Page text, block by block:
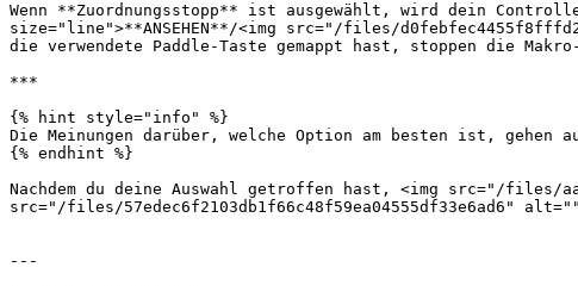
Wenn **Zuordnungsstopp** ist ausgewählt, wird dein
size="line">**ANSEHEN**/<img src="/files/
die verwendete Paddle-Taste gemappt hast, stoppen die Makro-
***
{% hint style="info" %}
Die Meinungen darüber, welche Option am besten ist,
{% endhint %}
Nachdem du deine Auswahl getroffen hast, <img src="/files/
src="/files/57edec6f2103db1f66c48f59ea04555df33e6ad6"
---